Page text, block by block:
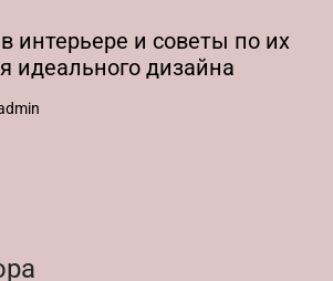
интерьере и советы по их
идеального дизайна